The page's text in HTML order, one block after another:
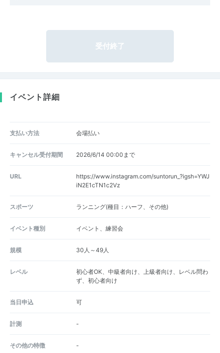
受付終了
イベント詳細
支払い方法 会場払い
キャンセル受付期間 2026/6/14 00:00まで
URL
https://www.instagram.com/suntorun_?igsh=YWJ
iN2E1cTN1c2Vz
スポーツ ランニング(種目：ハーフ、その他)
イベント種別 イベント、練習会
規模 30人～49人
レベル
初心者OK、中級者向け、上級者向け、レベル問わ
ず、初心者向け
当日申込 可
計測 -
その他の特徴 -